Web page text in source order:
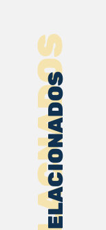
RELACNADOS
RELACIONADOS